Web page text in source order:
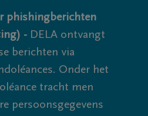
phishingberichten
- DELA ontvangt
berichten via
Onder het
tracht men
persoonsgegevens